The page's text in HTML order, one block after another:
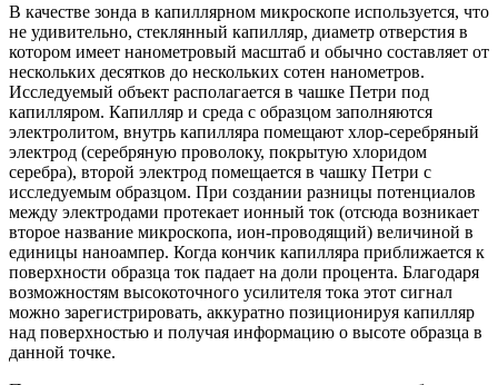
В качестве зонда в капиллярном микроскопе используется, что
не удивительно, стеклянный капилляр, диаметр отверстия в
котором имеет нанометровый масштаб и обычно составляет от
нескольких десятков до нескольких сотен нанометров.
Исследуемый объект располагается в чашке Петри под
капилляром. Капилляр и среда с образцом заполняются
электролитом, внутрь капилляра помещают хлор-серебряный
электрод (серебряную проволоку, покрытую хлоридом
серебра), второй электрод помещается в чашку Петри с
исследуемым образцом. При создании разницы потенциалов
между электродами протекает ионный ток (отсюда возникает
второе название микроскопа, ион-проводящий) величиной в
единицы наноампер. Когда кончик капилляра приближается к
поверхности образца ток падает на доли процента. Благодаря
возможностям высокоточного усилителя тока этот сигнал
можно зарегистрировать, аккуратно позиционируя капилляр
над поверхностью и получая информацию о высоте образца в
данной точке.